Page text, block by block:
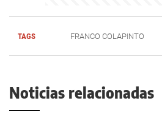
TAGS FRANCO COLAPINTO
Noticias relacionadas